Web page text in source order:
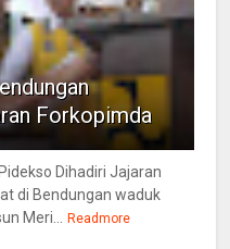
Forkopimda
Dihadiri Jajaran
di Bendungan waduk
Meri...
Readmore